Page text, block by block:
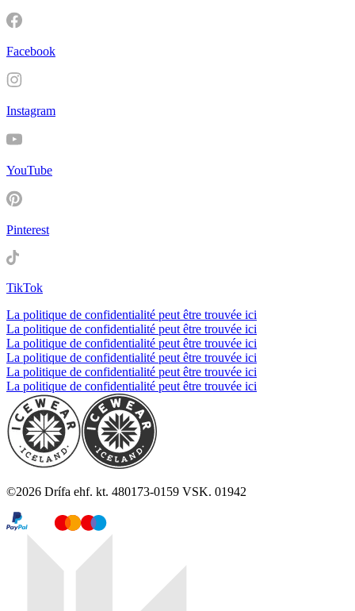
Facebook
Instagram
YouTube
Pinterest
TikTok
La politique de confidentialité peut être trouvée ici
La politique de confidentialité peut être trouvée ici
La politique de confidentialité peut être trouvée ici
La politique de confidentialité peut être trouvée ici
La politique de confidentialité peut être trouvée ici
La politique de confidentialité peut être trouvée ici
©2026 Drífa ehf. kt. 480173-0159 VSK. 01942